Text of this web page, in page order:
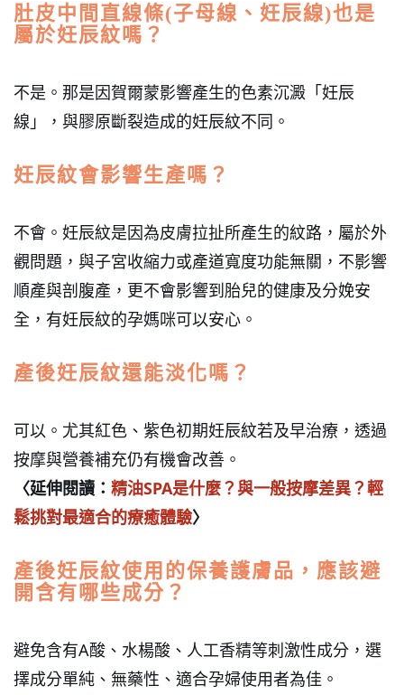
肚皮中間直線條(子母線、妊辰線)也是
屬於妊辰紋嗎？
不是。那是因賀爾蒙影響產生的色素沉澱「妊辰
線」，與膠原斷裂造成的妊辰紋不同。
妊辰紋會影響生產嗎？
不會。妊辰紋是因為皮膚拉扯所產生的紋路，屬於外
觀問題，與子宮收縮力或產道寬度功能無關，不影響
順產與剖腹產，更不會影響到胎兒的健康及分娩安
全，有妊辰紋的孕媽咪可以安心。
產後妊辰紋還能淡化嗎？
可以。尤其紅色、紫色初期妊辰紋若及早治療，透過
按摩與營養補充仍有機會改善。
〈延伸閱讀： 精油SPA是什麼？與一般按摩差異？輕
鬆挑對最適合的療癒體驗〉
產後妊辰紋使用的保養護膚品，應該避
開含有哪些成分？
避免含有A酸、水楊酸、人工香精等刺激性成分，選
擇成分單純、無藥性、適合孕婦使用者為佳。